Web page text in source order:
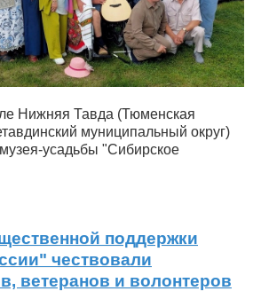
Нижняя Тавда (Тюменская
муниципальный округ)
усадьбы "Сибирское
поддержки
чествовали
ветеранов и волонтеров